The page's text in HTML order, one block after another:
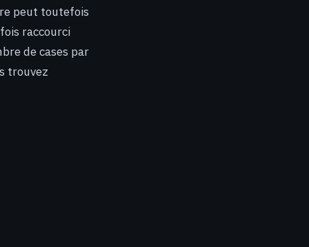
peut toutefois
raccourci
de cases par
trouvez